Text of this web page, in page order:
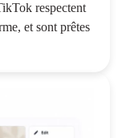
respectent
et sont prêtes